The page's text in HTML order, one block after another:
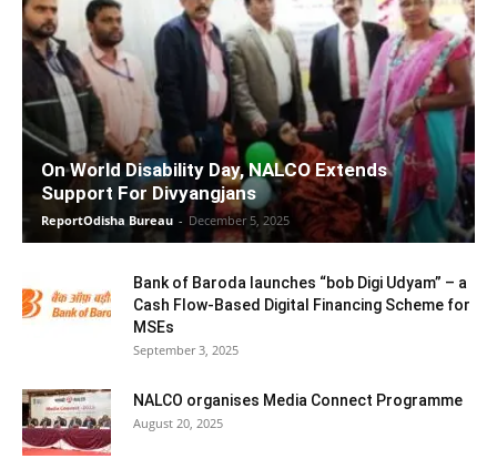
On World Disability Day, NALCO Extends
Support For Divyangjans
ReportOdisha Bureau - December 5, 2025
Bank of Baroda launches “bob Digi Udyam” – a
Cash Flow-Based Digital Financing Scheme for
MSEs
September 3, 2025
NALCO organises Media Connect Programme
August 20, 2025